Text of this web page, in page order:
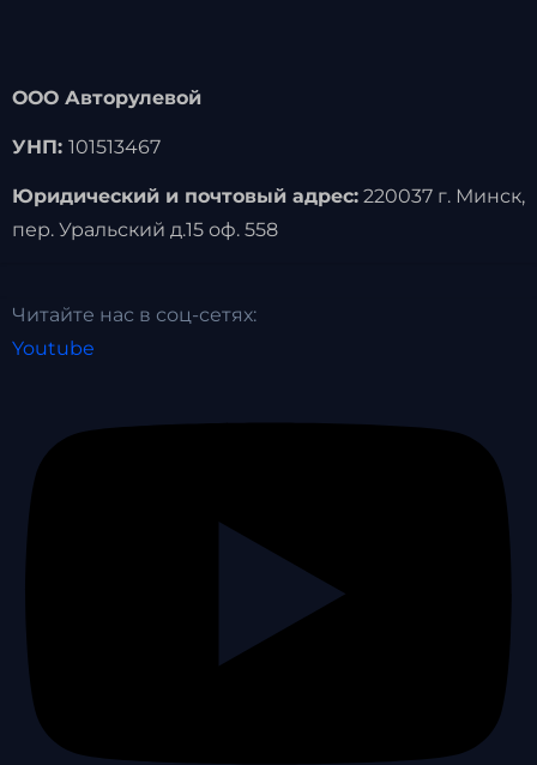
ООО Авторулевой
УНП: 101513467
Юридический и почтовый адрес:220037 г. Минск,
пер. Уральский д.15 оф. 558
Читайте нас в соц-сетях:
Youtube